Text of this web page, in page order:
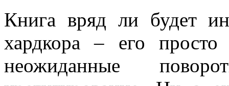
Книга вряд ли будет
хардкора – его просто
неожиданные